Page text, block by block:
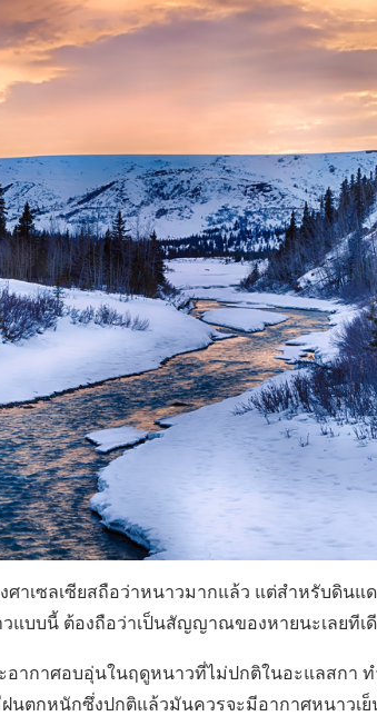
าเซลเซียสถือว่าหนาวมากแล้ว แต่สำหรับดินแ
บบนี้ ต้องถือว่าเป็นสัญญาณของหายนะเลยทีเ
อากาศอบอุ่นในฤดูหนาวที่ไม่ปกติในอะแลสกา
ฝนตกหนักซึ่งปกติแล้วมันควรจะมีอากาศหนาวเ